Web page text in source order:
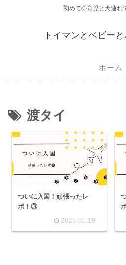
初めての育児と犬連れ
トイマンとベビー
ホーム
渡タイ
ついに入国！頑張ったレ
ポ！③
2025.01.19